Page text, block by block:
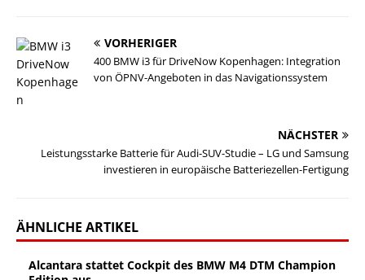
VORHERIGER
400 BMW i3 für DriveNow Kopenhagen: Integration
von ÖPNV-Angeboten in das Navigationssystem
NÄCHSTER
Leistungsstarke Batterie für Audi-SUV-Studie – LG und Samsung
investieren in europäische Batteriezellen-Fertigung
ÄHNLICHE ARTIKEL
Alcantara stattet Cockpit des BMW M4 DTM Champion